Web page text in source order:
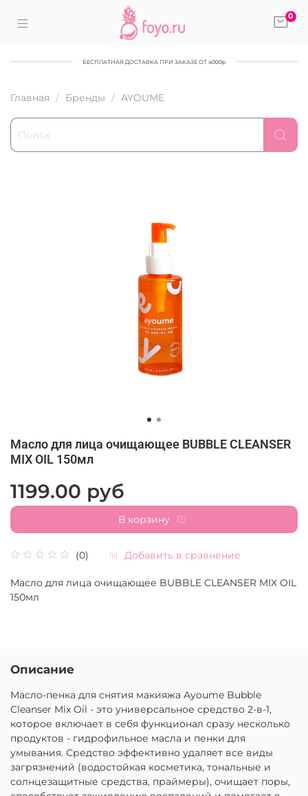
0
БЕСПЛАТНАЯ ДОСТАВКА ПРИ ЗАКАЗЕ ОТ 4000р
Главная Бренды AYOUME
Масло для лица очищающее BUBBLE CLEANSER
MIX OIL 150мл
(0) Добавить в сравнение
1199.00 руб
В корзину
Масло для лица очищающее BUBBLE CLEANSER MIX OIL
150мл
Описание
Масло-пенка для снятия макияжа Ayoume Bubble
Cleanser Mix Oil - это универсальное средство 2-в-1,
которое включает в себя функционал сразу несколько
продуктов - гидрофильное масла и пенки для
умывания. Средство эффективно удаляет все виды
загрязнений (водостойкая косметика, тональные и
солнцезащитные средства, праймеры), очищает поры,